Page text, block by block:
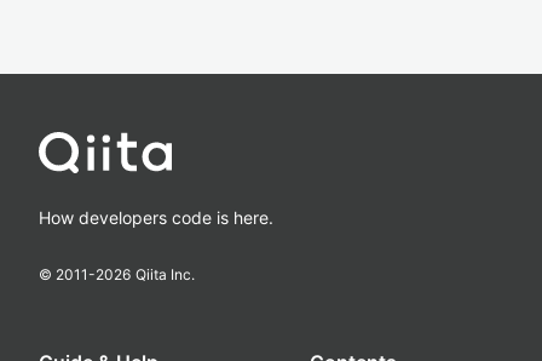
How developers code is here.
© 2011-2026 Qiita Inc.